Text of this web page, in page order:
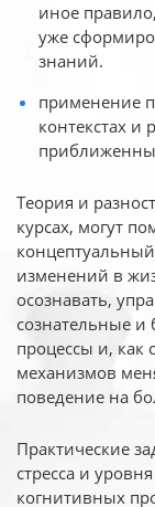
иное
уже
знаний.
применение
контекстах и
Теория и
курсах, могут
изменений в
осознавать,
сознательные и
процессы и, как
механизмов
поведение на
Практические
стресса и
когнитивных